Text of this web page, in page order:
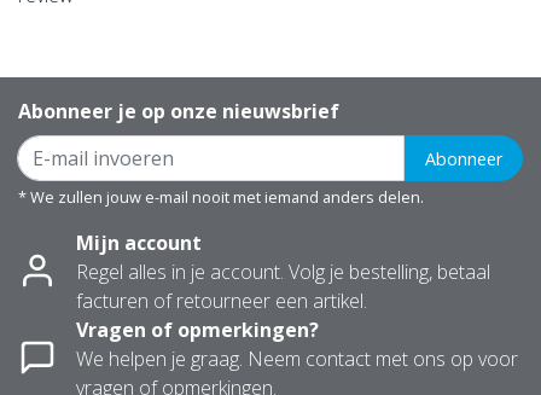
Abonneer je op onze nieuwsbrief
Abonneer
* We zullen jouw e-mail nooit met iemand anders delen.
Mijn account
Regel alles in je account. Volg je bestelling, betaal
facturen of retourneer een artikel.
Vragen of opmerkingen?
We helpen je graag. Neem contact met ons op voor
vragen of opmerkingen.